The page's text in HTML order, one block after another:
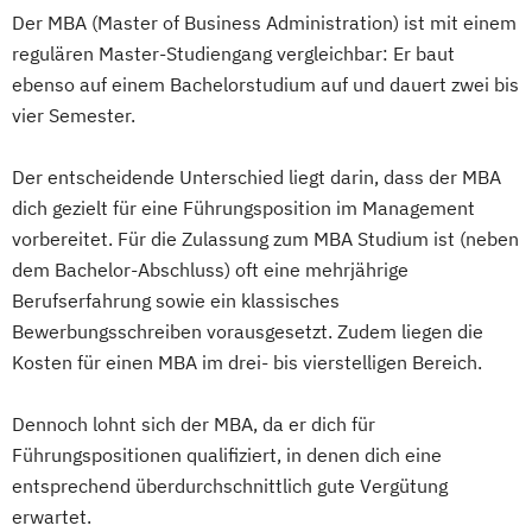
Der MBA (Master of Business Administration) ist mit einem
regulären Master-Studiengang vergleichbar: Er baut
ebenso auf einem Bachelorstudium auf und dauert zwei bis
vier Semester.
Der entscheidende Unterschied liegt darin, dass der MBA
dich gezielt für eine Führungsposition im Management
vorbereitet. Für die Zulassung zum MBA Studium ist (neben
dem Bachelor-Abschluss) oft eine mehrjährige
Berufserfahrung sowie ein klassisches
Bewerbungsschreiben vorausgesetzt. Zudem liegen die
Kosten für einen MBA im drei- bis vierstelligen Bereich.
Dennoch lohnt sich der MBA, da er dich für
Führungspositionen qualifiziert, in denen dich eine
entsprechend überdurchschnittlich gute Vergütung
erwartet.